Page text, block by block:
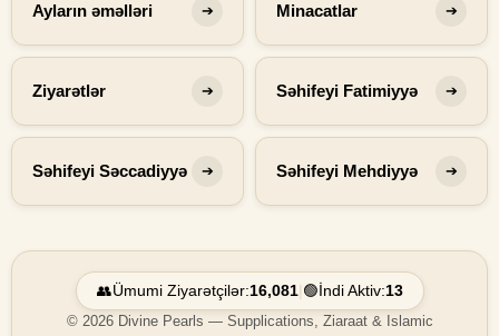
Ayların əməlləri ➔ Minacatlar ➔
Ziyarətlər ➔ Səhifeyi Fatimiyyə ➔
Səhifeyi Səccadiyyə ➔ Səhifeyi Mehdiyyə ➔
👥Ümumi Ziyarətçilər:16,081| 🟢 İndi Aktiv:13
© 2026 Divine Pearls — Supplications, Ziaraat & Islamic